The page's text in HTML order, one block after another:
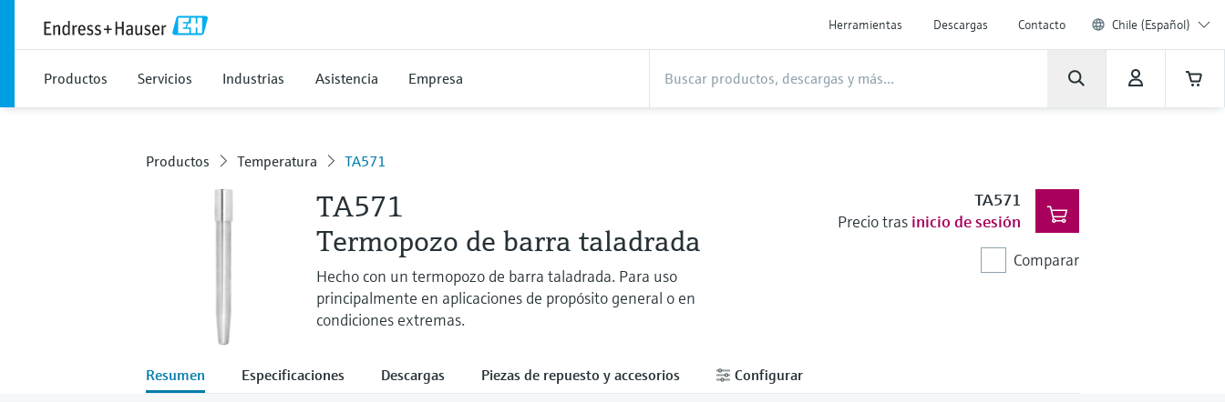
Herramientas Descargas Contacto Chile (Español)
Productos Servicios Industrias Asistencia Empresa
Productos Temperatura TA571
TA571
Termopozo de barra taladrada
Hecho con un termopozo de barra taladrada. Para uso
principalmente en aplicaciones de propósito general o en
condiciones extremas.
TA571
Precio tras inicio de sesión
Comparar
Resumen Especificaciones Descargas Piezas de repuesto y accesorios Configurar